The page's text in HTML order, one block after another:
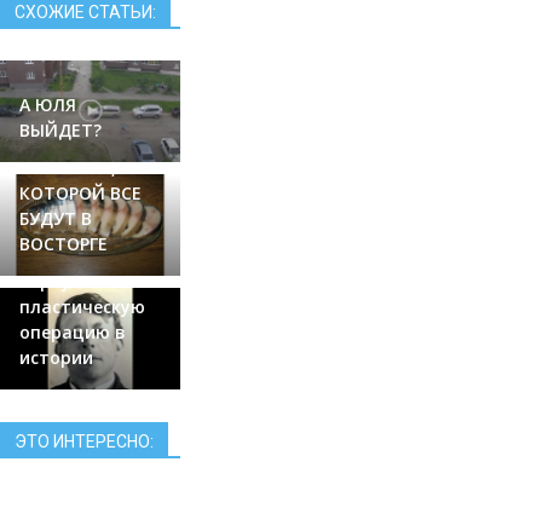
СХОЖИЕ СТАТЬИ:
А ЮЛЯ
ВЫЙДЕТ?
САМАЯ ВКУСНАЯ
СОЛЁНАЯ
СКУМБРИЯ, ОТ
КОТОРОЙ ВСЕ
БУДУТ В
ВОСТОРГЕ
Первый
человек
которому
сделали
первую
пластическую
операцию в
истории
ЭТО ИНТЕРЕСНО: